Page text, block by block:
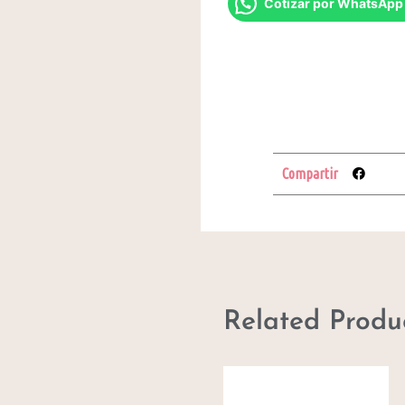
Cotizar por WhatsApp
Compartir
Related